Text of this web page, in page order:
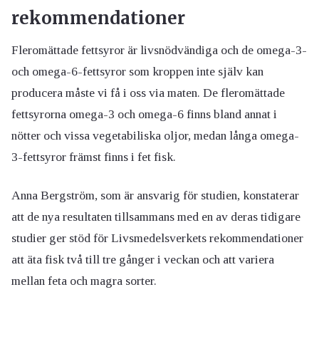
rekommendationer
Fleromättade fettsyror är livsnödvändiga och de omega-3-
och omega-6-fettsyror som kroppen inte själv kan
producera måste vi få i oss via maten. De fleromättade
fettsyrorna omega-3 och omega-6 finns bland annat i
nötter och vissa vegetabiliska oljor, medan långa omega-
3-fettsyror främst finns i fet fisk.
Anna Bergström, som är ansvarig för studien, konstaterar
att de nya resultaten tillsammans med en av deras tidigare
studier ger stöd för Livsmedelsverkets rekommendationer
att äta fisk två till tre gånger i veckan och att variera
mellan feta och magra sorter.